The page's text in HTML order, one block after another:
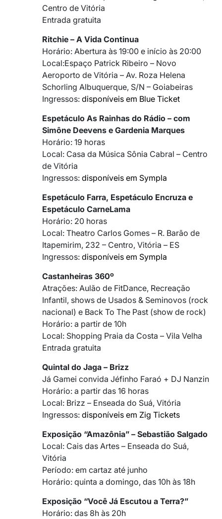
Centro de Vitória
Entrada gratuita
Ritchie – A Vida Continua
Horário: Abertura às 19:00 e início às 20:00
Local:Espaço Patrick Ribeiro – Novo
Aeroporto de Vitória – Av. Roza Helena
Schorling Albuquerque, S/N – Goiabeiras
Ingressos: disponíveis em Blue Ticket
Espetáculo As Rainhas do Rádio – com
Simône Deevens e Gardenia Marques
Horário: 19 horas
Local: Casa da Música Sônia Cabral – Centro
de Vitória
Ingressos: disponíveis em Sympla
Espetáculo Farra, Espetáculo Encruza e
Espetáculo CarneLama
Horário: 20 horas
Local: Theatro Carlos Gomes – R. Barão de
Itapemirim, 232 – Centro, Vitória – ES
Ingressos: disponíveis em Sympla
Castanheiras 360º
Atrações: Aulão de FitDance, Recreação
Infantil, shows de Usados & Seminovos (rock
nacional) e Back To The Past (show de rock)
Horário: a partir de 10h
Local: Shopping Praia da Costa – Vila Velha
Entrada gratuita
Quintal do Jaga – Brizz
Já Gamei convida Jéfinho Faraó + DJ Nanzin
Horário: a partir das 16 horas
Local: Brizz – Enseada do Suá, Vitória
Ingressos: disponíveis em Zig Tickets
Exposição “Amazônia” – Sebastião Salgado
Local: Cais das Artes – Enseada do Suá,
Vitória
Período: em cartaz até junho
Horário: quinta a domingo, das 10h às 18h
Exposição “Você Já Escutou a Terra?”
Horário: das 8h às 20h